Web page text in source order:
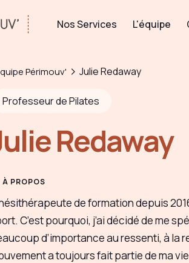
Nos Services L'équipe
Périmouv' Julie Redaway
Professeur de Pilates
Redaway
À PROPOS
de formation depuis
C’est pourquoi, j’ai décidé de me
d’importance au ressenti, à la
a toujours fait partie de ma